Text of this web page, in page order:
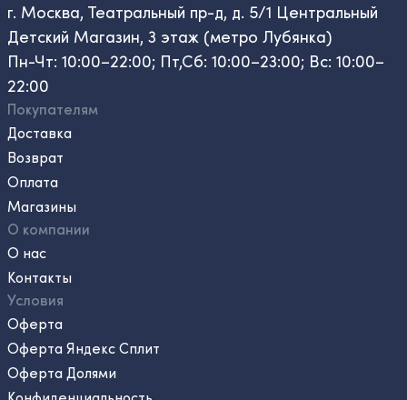
г. Москва, Театральный пр-д, д. 5/1 Центральный
Детский Магазин, 3 этаж (метро Лубянка)
Пн-Чт: 10:00–22:00; Пт,Сб: 10:00–23:00; Вс: 10:00–
22:00
Покупателям
Доставка
Возврат
Оплата
Магазины
О компании
О нас
Контакты
Условия
Оферта
Оферта Яндекс Сплит
Оферта Долями